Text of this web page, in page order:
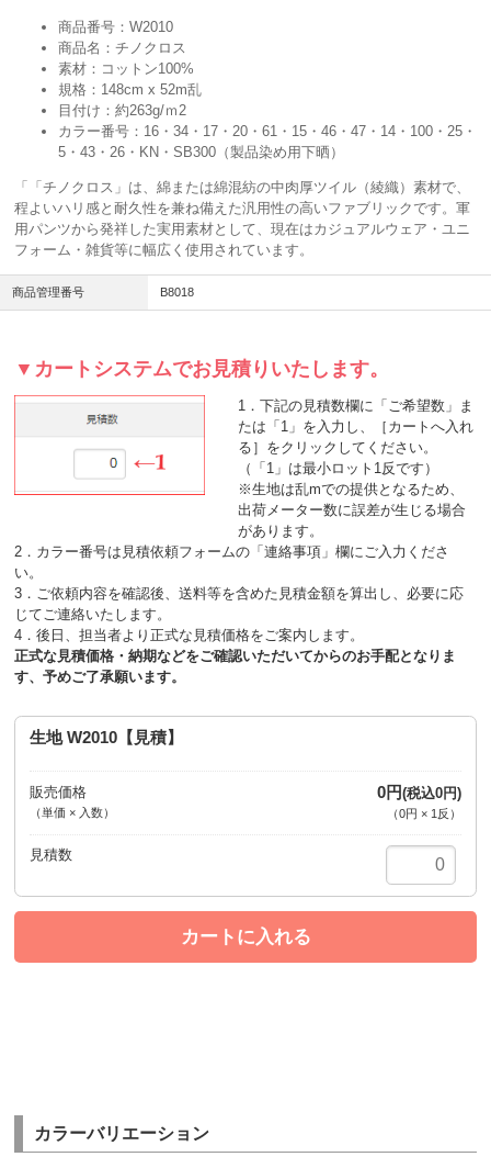
商品番号：W2010
商品名：チノクロス
素材：コットン100%
規格：148cm x 52m乱
目付け：約263g/ｍ2
カラー番号：16・34・17・20・61・15・46・47・14・100・25・
5・43・26・KN・SB300（製品染め用下晒）
「「チノクロス」は、綿または綿混紡の中肉厚ツイル（綾織）素材で、
程よいハリ感と耐久性を兼ね備えた汎用性の高いファブリックです。軍
用パンツから発祥した実用素材として、現在はカジュアルウェア・ユニ
フォーム・雑貨等に幅広く使用されています。
商品管理番号 B8018
▼カートシステムでお見積りいたします。
1．下記の見積数欄に「ご希望数」ま
たは「1」を入力し、［カートへ入れ
る］をクリックしてください。
（「1」は最小ロット1反です）
※生地は乱mでの提供となるため、
出荷メーター数に誤差が生じる場合
があります。
2．カラー番号は見積依頼フォームの「連絡事項」欄にご入力くださ
い。
3．ご依頼内容を確認後、送料等を含めた見積金額を算出し、必要に応
じてご連絡いたします。
4．後日、担当者より正式な見積価格をご案内します。
正式な見積価格・納期などをご確認いただいてからのお手配となりま
す、予めご了承願います。
生地 W2010【見積】
販売価格
（単価 × 入数）
0円(税込0円)
（0円 × 1 反 ）
注文数
カートに入れる
カラーバリエーション